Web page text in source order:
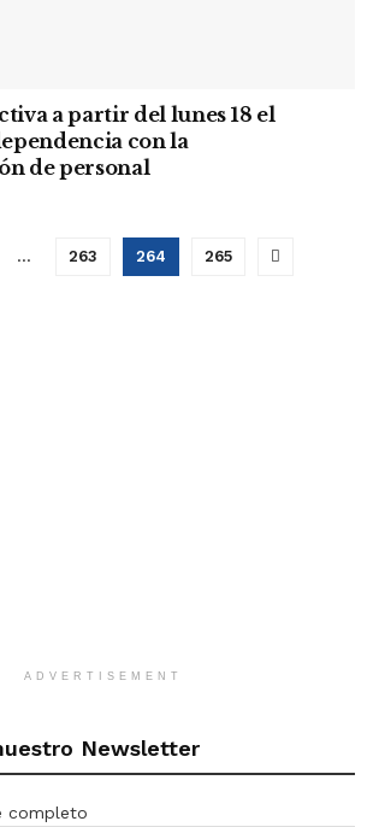
a partir del lunes 18 el
con la
de personal
… 263 264 265
ADVERTISEMENT
Newsletter
completo